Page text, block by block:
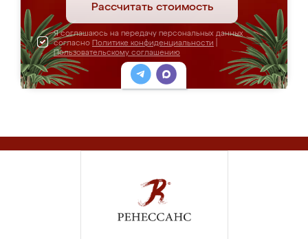
Рассчитать стоимость
Я соглашаюсь на передачу персональных данных
согласно Политике конфиденциальности
Пользовательскому соглашению